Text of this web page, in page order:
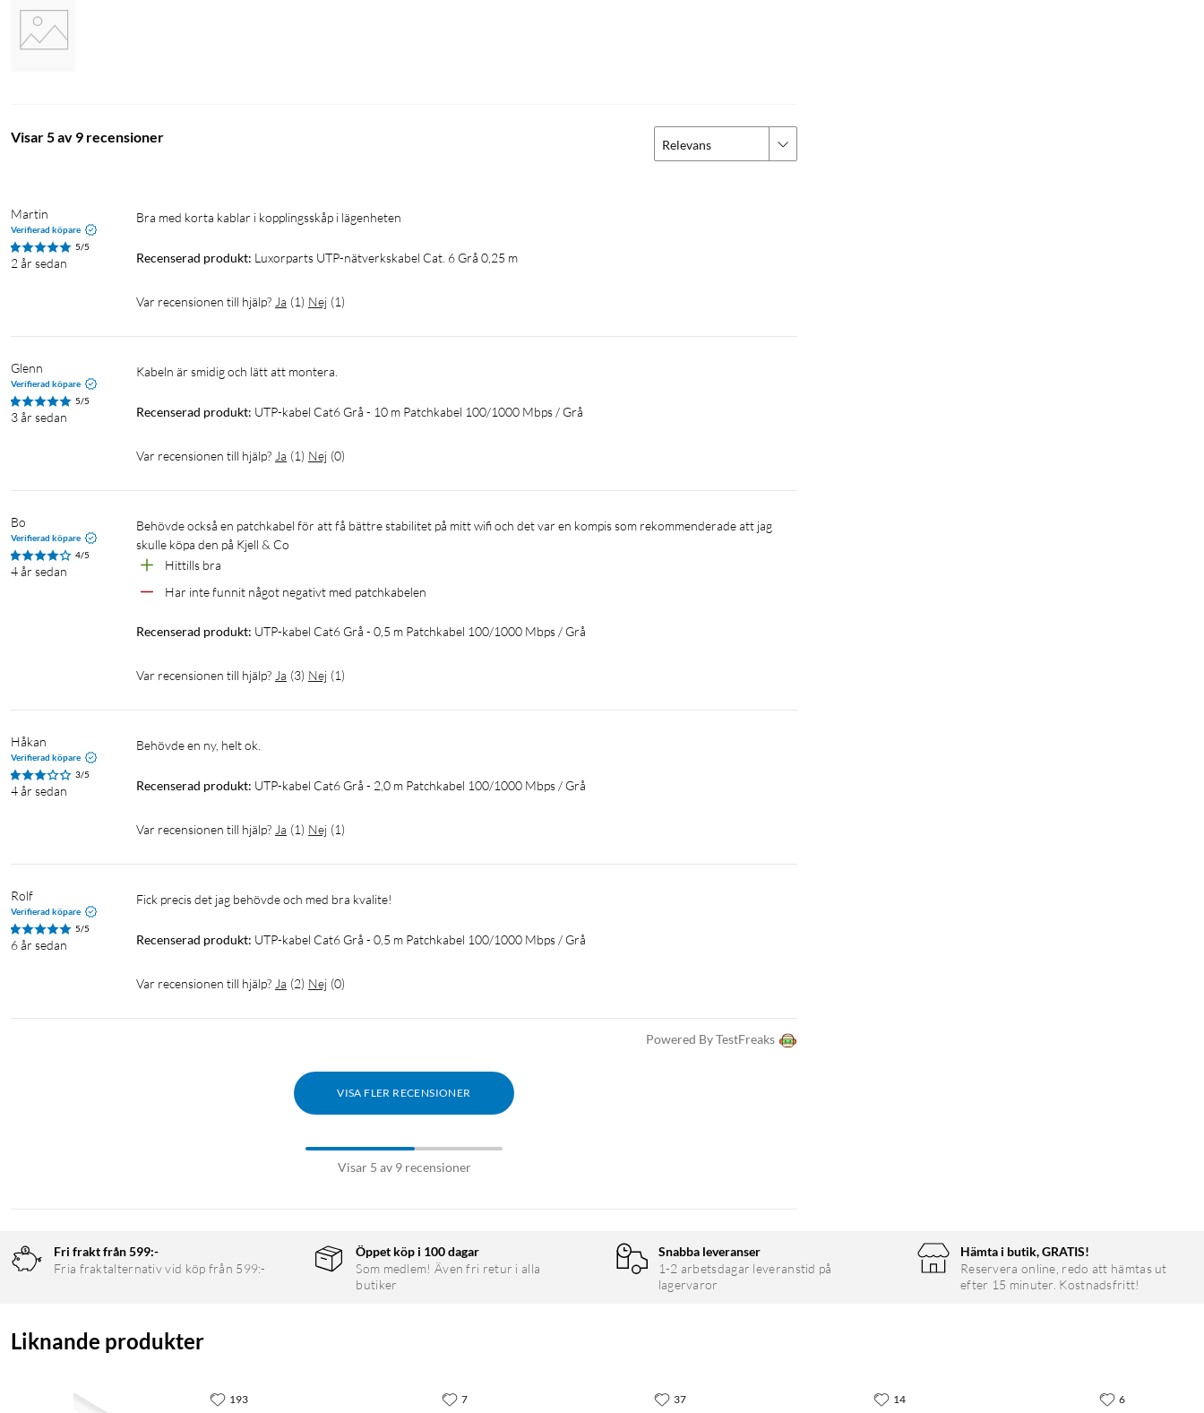
Visar 5 av 9 recensioner Relevans
Martin
Verifierad köpare
5/5
2 år sedan Recenserad produkt: Luxorparts UTP-nätverkskabel Cat. 6 Grå 0,25 m
Var recensionen till hjälp? Ja (1) Nej (1)
Glenn
Verifierad köpare
5/5
3 år sedan
kabeln är smidig och lätt att montera.
Recenserad produkt: UTP-kabel Cat6 Grå - 10 m Patchkabel 100/1000 Mbps / Grå
Var recensionen till hjälp? Ja (1) Nej (0)
Bo
Verifierad köpare
4/5
4 år sedan
Behövde också en patchkabel för att få bättre stabilitet på mitt wifi och det var en kompis som rekommenderade att jag
skulle köpa den på Kjell & Co
Hittills bra
Har inte funnit något negativt med patchkabelen
Recenserad produkt: UTP-kabel Cat6 Grå - 0,5 m Patchkabel 100/1000 Mbps / Grå
Var recensionen till hjälp? Ja (3) Nej (1)
Håkan
Verifierad köpare
3/5
4 år sedan
Behövde en ny, helt ok.
Recenserad produkt: UTP-kabel Cat6 Grå - 2,0 m Patchkabel 100/1000 Mbps / Grå
Var recensionen till hjälp? Ja (1) Nej (1)
Rolf
Verifierad köpare
5/5
6 år sedan
Fick precis det jag behövde och med bra kvalite!
Recenserad produkt: UTP-kabel Cat6 Grå - 0,5 m Patchkabel 100/1000 Mbps / Grå
Var recensionen till hjälp? Ja (2) Nej (0)
Powered By TestFreaks
VISA FLER RECENSIONER
Visar 5 av 9 recensioner
Fri frakt från 599:-
Fria fraktalternativ vid köp från 599:-
Öppet köp i 100 dagar
Som medlem! Även fri retur i alla
butiker
Snabba leveranser
1-2 arbetsdagar leveranstid på
lagervaror
Hämta i butik, GRATIS!
Reservera online, redo att hämtas ut
efter 15 minuter. Kostnadsfritt!
Liknande produkter
193 7 37 14 6